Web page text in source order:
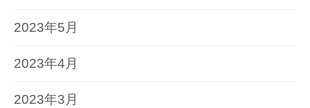
2023年5月
2023年4月
2023年3月